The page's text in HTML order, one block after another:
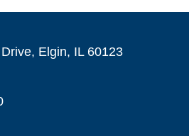
Elgin, IL 60123